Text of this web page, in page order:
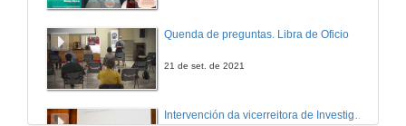
Quenda de preguntas. Libra de Oficio
21 de set. de 2021
Intervención da vicerreitora de Investigación, Belén Rubio